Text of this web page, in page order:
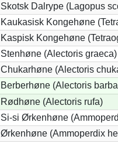
Skotsk Dalrype (Lagopus
Kaukasisk Kongehøne
Kaspisk Kongehøne
Stenhøne (Alectoris graeca)
Chukarhøne (Alectoris
Berberhøne (Alectoris
Rødhøne (Alectoris rufa)
Si-si Ørkenhøne
Ørkenhøne (Ammoperdix